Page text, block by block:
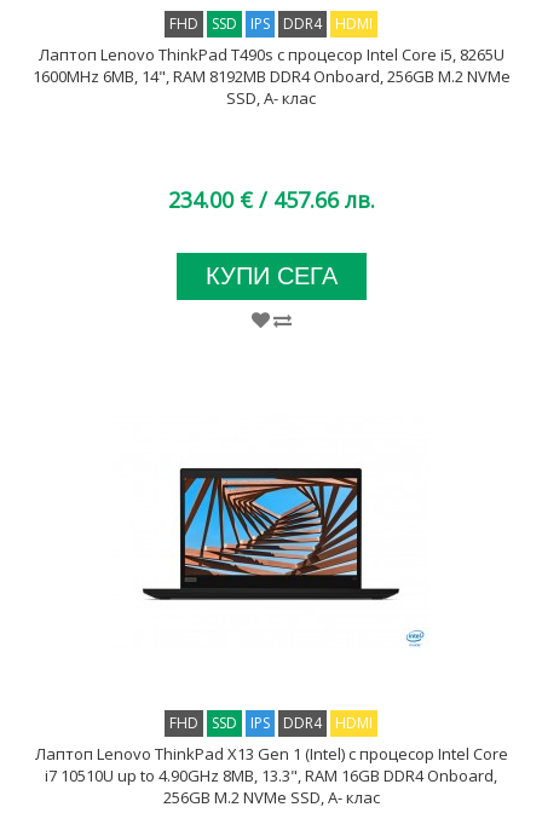
FHD SSD IPS DDR4 HDMI
Лаптоп Lenovo ThinkPad T490s с процесор Intel Core i5, 8265U
1600MHz 6MB, 14", RAM 8192MB DDR4 Onboard, 256GB M.2 NVMe
SSD, A- клас
234.00 € / 457.66 лв.
КУПИ СЕГА
FHD SSD IPS DDR4 HDMI
Лаптоп Lenovo ThinkPad X13 Gen 1 (Intel) с процесор Intel Core
i7 10510U up to 4.90GHz 8MB, 13.3", RAM 16GB DDR4 Onboard,
256GB M.2 NVMe SSD, A- клас